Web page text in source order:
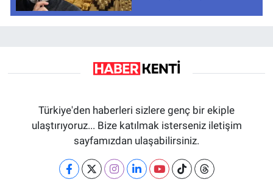
Türkiye'den haberleri sizlere genç bir ekiple
ulaştırıyoruz... Bize katılmak isterseniz iletişim
sayfamızdan ulaşabilirsiniz.